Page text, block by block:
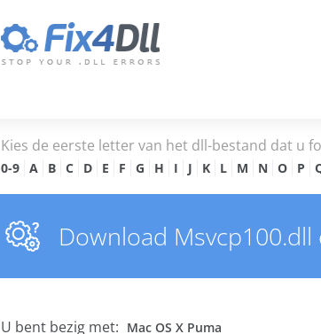
Kies de eerste letter van het dll-bestand dat u
0-9 A B C D E F G H I J K L M N O P
Download
U bent bezig met: Mac OS X Puma